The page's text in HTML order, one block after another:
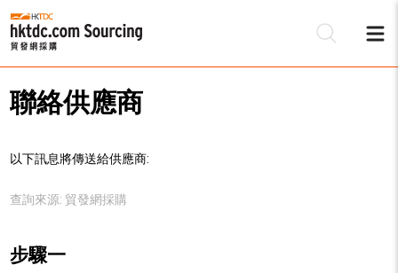
聯絡供應商
以下訊息將傳送給供應商:
查詢來源: 貿發網採購
步驟一